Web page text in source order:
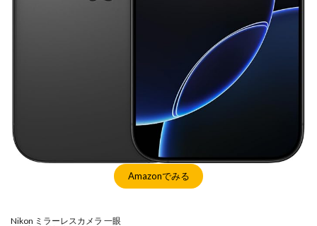
Amazonでみる
Nikon ミラーレスカメラ 一眼